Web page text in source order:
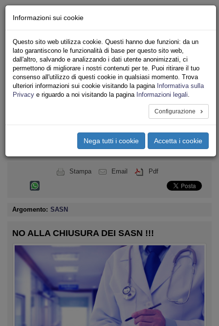
Iscriviti
Ricerca
Area Stampa
Privacy
TRASPORTI
navigation
Toggle
Stampa Email Pdf
Argomento: SASN
NO ALLA CHIUSURA DEI SASN !!!
Informazioni sui cookie
Questo sito web utilizza cookie. Questi hanno due funzioni: da un
lato garantiscono le funzionalità di base per questo sito web,
dall'altro, salvando e analizzando i dati utente anonimizzati, ci
permettono di migliorare i nostri contenuti per te. Puoi ritirare il tuo
consenso all'utilizzo di questi cookie in qualsiasi momento. Trova
ulteriori informazioni sui cookie visitando la pagina Informativa sulla
Privacy e riguardo a noi visitando la pagina Informazioni legali.
Configurazione
Nega tutti i cookie Accetta i cookie